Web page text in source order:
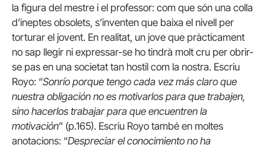
la figura del mestre i el professor: com que són una colla
d’ineptes obsolets, s’inventen que baixa el nivell per
torturar el jovent. En realitat, un jove que pràcticament
no sap llegir ni expressar-se ho tindrà molt cru per obrir-
se pas en una societat tan hostil com la nostra. Escriu
Royo: “Sonrío porque tengo cada vez más claro que
nuestra obligación no es motivarlos para que trabajen,
sino hacerlos trabajar para que encuentren la
motivación” (p.165). Escriu Royo també en moltes
anotacions: “Despreciar el conocimiento no ha